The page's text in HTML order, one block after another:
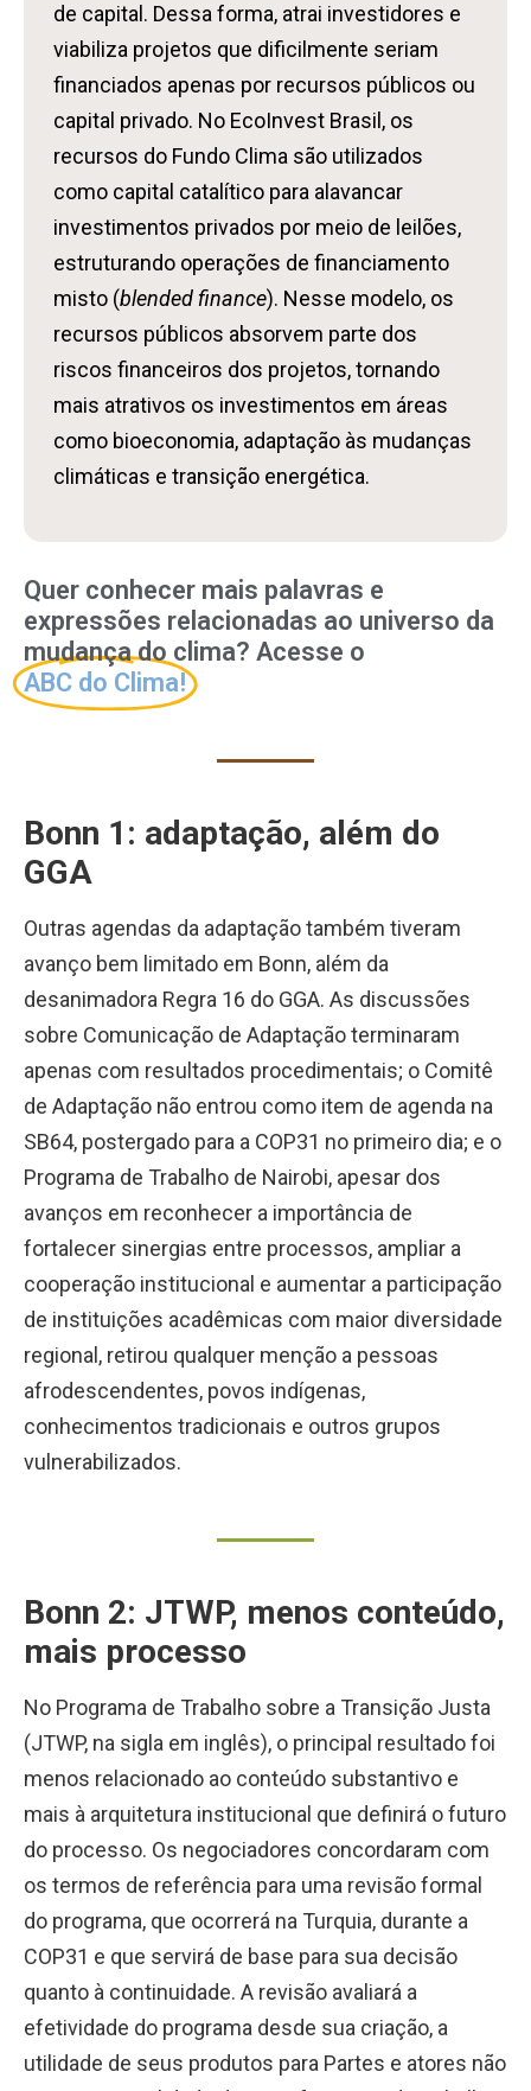
de capital. Dessa forma, atrai investidores e
viabiliza projetos que dificilmente seriam
financiados apenas por recursos públicos ou
capital privado. No EcoInvest Brasil, os
recursos do Fundo Clima são utilizados
como capital catalítico para alavancar
investimentos privados por meio de leilões,
estruturando operações de financiamento
misto (blended finance). Nesse modelo, os
recursos públicos absorvem parte dos
riscos financeiros dos projetos, tornando
mais atrativos os investimentos em áreas
como bioeconomia, adaptação às mudanças
climáticas e transição energética.
Quer conhecer mais palavras e
expressões relacionadas ao universo da
mudança do clima? Acesse o
ABC do Clima!
Bonn 1: adaptação, além do
GGA
Outras agendas da adaptação também tiveram
avanço bem limitado em Bonn, além da
desanimadora Regra 16 do GGA. As discussões
sobre Comunicação de Adaptação terminaram
apenas com resultados procedimentais; o Comitê
de Adaptação não entrou como item de agenda na
SB64, postergado para a COP31 no primeiro dia; e o
Programa de Trabalho de Nairobi, apesar dos
avanços em reconhecer a importância de
fortalecer sinergias entre processos, ampliar a
cooperação institucional e aumentar a participação
de instituições acadêmicas com maior diversidade
regional, retirou qualquer menção a pessoas
afrodescendentes, povos indígenas,
conhecimentos tradicionais e outros grupos
vulnerabilizados.
Bonn 2: JTWP, menos conteúdo,
mais processo
No Programa de Trabalho sobre a Transição Justa
(JTWP, na sigla em inglês), o principal resultado foi
menos relacionado ao conteúdo substantivo e
mais à arquitetura institucional que definirá o futuro
do processo. Os negociadores concordaram com
os termos de referência para uma revisão formal
do programa, que ocorrerá na Turquia, durante a
COP31 e que servirá de base para sua decisão
quanto à continuidade. A revisão avaliará a
efetividade do programa desde sua criação, a
utilidade de seus produtos para Partes e atores não